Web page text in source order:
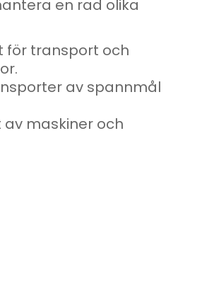
en rad olika
för transport och
av spannmål
maskiner och